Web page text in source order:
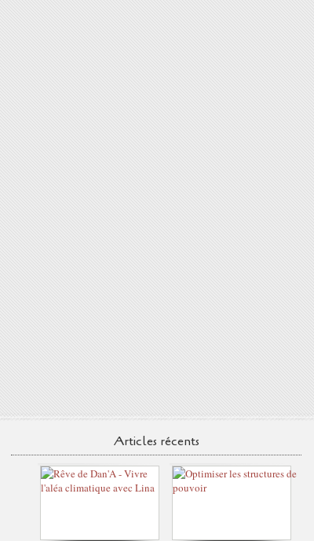
Articles récents